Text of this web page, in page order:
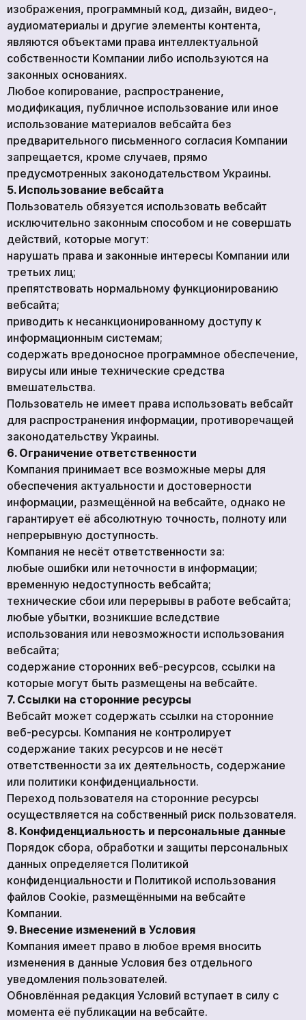
изображения, программный код, дизайн, видео-,
аудиоматериалы и другие элементы контента,
являются объектами права интеллектуальной
собственности Компании либо используются на
законных основаниях.
Любое копирование, распространение,
модификация, публичное использование или иное
использование материалов вебсайта без
предварительного письменного согласия Компании
запрещается, кроме случаев, прямо
предусмотренных законодательством Украины.
5. Использование вебсайта
Пользователь обязуется использовать вебсайт
исключительно законным способом и не совершать
действий, которые могут:
нарушать права и законные интересы Компании или
третьих лиц;
препятствовать нормальному функционированию
вебсайта;
приводить к несанкционированному доступу к
информационным системам;
содержать вредоносное программное обеспечение,
вирусы или иные технические средства
вмешательства.
Пользователь не имеет права использовать вебсайт
для распространения информации, противоречащей
законодательству Украины.
6. Ограничение ответственности
Компания принимает все возможные меры для
обеспечения актуальности и достоверности
информации, размещённой на вебсайте, однако не
гарантирует её абсолютную точность, полноту или
непрерывную доступность.
Компания не несёт ответственности за:
любые ошибки или неточности в информации;
временную недоступность вебсайта;
технические сбои или перерывы в работе вебсайта;
любые убытки, возникшие вследствие
использования или невозможности использования
вебсайта;
содержание сторонних веб-ресурсов, ссылки на
которые могут быть размещены на вебсайте.
7. Ссылки на сторонние ресурсы
Вебсайт может содержать ссылки на сторонние
веб-ресурсы. Компания не контролирует
содержание таких ресурсов и не несёт
ответственности за их деятельность, содержание
или политики конфиденциальности.
Переход пользователя на сторонние ресурсы
осуществляется на собственный риск пользователя.
8. Конфиденциальность и персональные данные
Порядок сбора, обработки и защиты персональных
данных определяется Политикой
конфиденциальности и Политикой использования
файлов Cookie, размещёнными на вебсайте
Компании.
9. Внесение изменений в Условия
Компания имеет право в любое время вносить
изменения в данные Условия без отдельного
уведомления пользователей.
Обновлённая редакция Условий вступает в силу с
момента её публикации на вебсайте.